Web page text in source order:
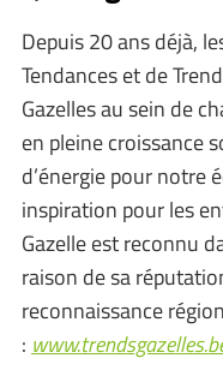
Depuis 20 ans déjà,
Tendances et de
Gazelles au sein de
en pleine croissance
d’énergie pour notre
inspiration pour les
Gazelle est reconnu
raison de sa
reconnaissance
: